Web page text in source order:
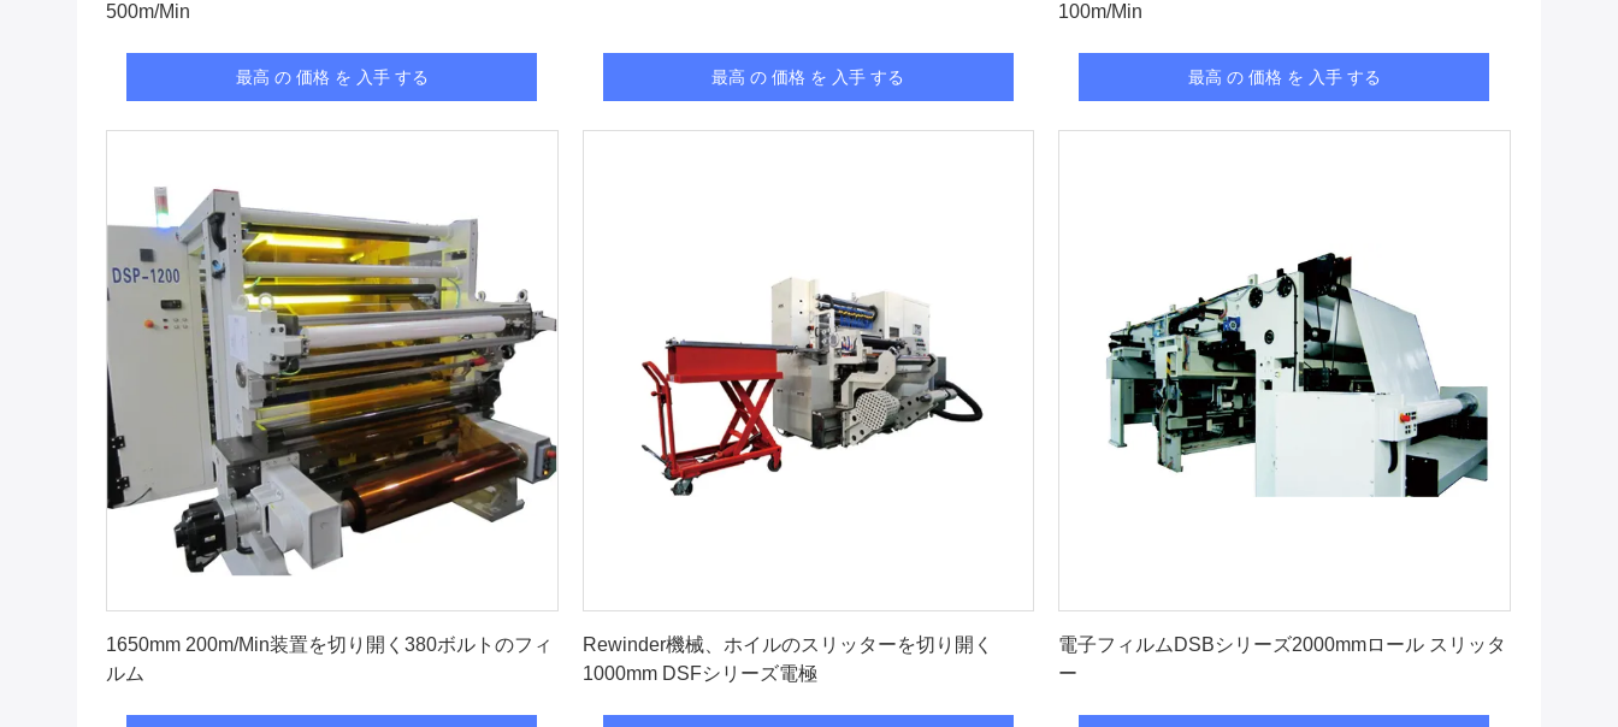
500m/Min
最高 の 価格 を 入手 する 最高 の 価格 を 入手 する
100m/Min
最高 の 価格 を 入手 する
1650mm 200m/Min装置を切り開く380ボルトのフィ
ルム
Rewinder機械、ホイルのスリッターを切り開く
1000mm DSFシリーズ電極
電子フィルムDSBシリーズ2000mmロール スリッタ
ー